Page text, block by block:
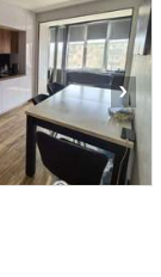
›